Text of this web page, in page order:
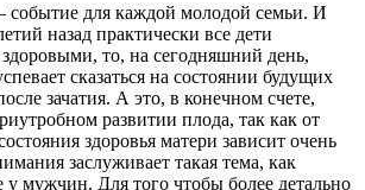
событие для каждой молодой семьи. И
назад практически все дети
здоровыми, то, на сегодняшний день,
сказаться на состоянии будущих
зачатия. А это, в конечном счете,
развитии плода, так как от
здоровья матери зависит очень
заслуживает такая тема, как
у мужчин. Для того чтобы более детально